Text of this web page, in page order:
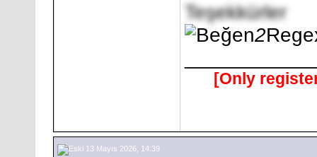
Teşekkürler
2
[Only
13 Mayıs 2026, 14:39